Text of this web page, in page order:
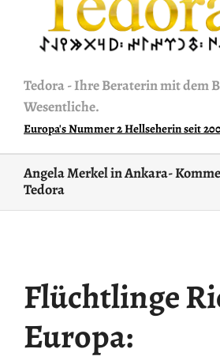
Tedora-Ihre Beraterin mit dem
Wesentliche.
Europa's Nummer 2 Hellseherin seit
Angela Merkel in Ankara-
Tedora
Flüchtlinge
Europa: